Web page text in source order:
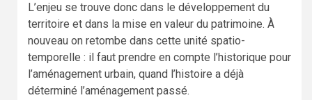
L’enjeu se trouve donc dans le développement du
territoire et dans la mise en valeur du patrimoine. À
nouveau on retombe dans cette unité spatio-
temporelle : il faut prendre en compte l’historique pour
l’aménagement urbain, quand l’histoire a déjà
déterminé l’aménagement passé.